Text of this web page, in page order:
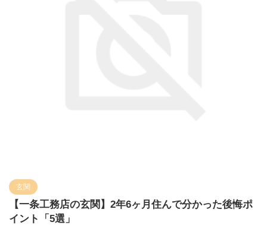
玄関
【一条工務店の玄関】2年6ヶ月住んで分かった後悔ポ
イント「5選」